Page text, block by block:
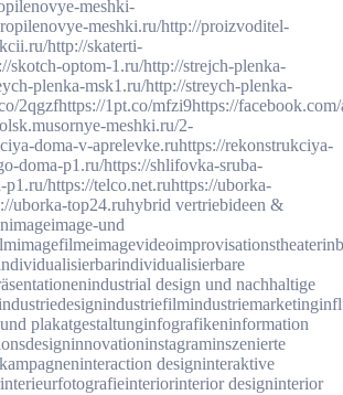
meshki-
meshki.ru/http://proizvoditel-
http://skaterti-
skotch-optom-1.ru/http://strejch-plenka-
plenka-msk1.ru/http://streych-plenka-
2qgzfhttps://1pt.co/mfzi9https://
meshki.ru/2-
doma-v-aprelevke.ruhttps://rekonstrukciya-
doma-p1.ru/https://shlifovka-sruba-
p1.ru/https://telco.net.ruhttps://uborka-
uborka-top24.ruhybrid vertriebideen &
imageimage-und
imagefilmeimagevideoimprovisationstheater
individualisierbare
industrial design und nachhaltige
industriefilmindustriemarketing
plakatgestaltunginfografikeninformation
innovationinstagraminszenierte
interaction designinteraktive
interieurfotografieinteriorinterior designinterior